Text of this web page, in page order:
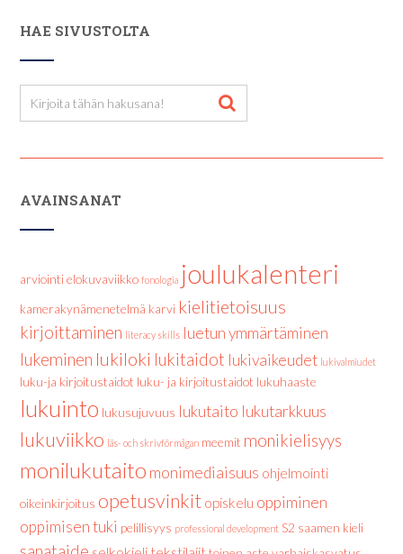
HAE SIVUSTOLTA
AVAINSANAT
arviointielokuvaviikko fonologia joulukalenteri
kamerakynämenetelmä karvi kielitietoisuus
kirjoittaminen literacy skills luetun ymmärtäminen
lukeminen lukiloki lukitaidot lukivaikeudet lukivalmiudet
luku-ja kirjoitustaidot luku- ja kirjoitustaidot lukuhaaste
lukuinto lukusujuvuus lukutaito lukutarkkuus
lukuviikko läs- och skrivförmågan meemit monikielisyys
monilukutaito monimediaisuus ohjelmointi
oikeinkirjoitus opetusvinkit opiskelu oppiminen
oppimisen tuki pelillisyys professional development S2 saamen kieli